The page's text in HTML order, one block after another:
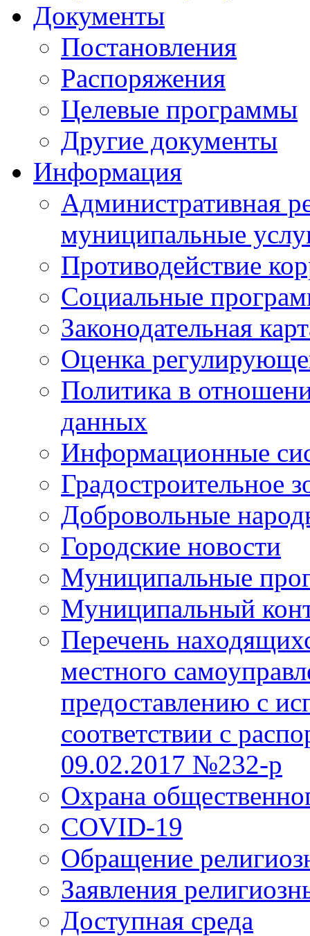
Документы
Постановления
Распоряжения
Целевые программы
Другие документы
Информация
Административная
муниципальные
Противодействие
Социальные
Законодательная
Оценка
Политика в
данных
Информационные
Градостроительное
Добровольные
Городские новости
Муниципальные
Муниципальный
Перечень
местного
предоставлению с
соответствии с
09.02.2017 №232-р
Охрана
COVID-19
Обращение
Заявления
Доступная среда